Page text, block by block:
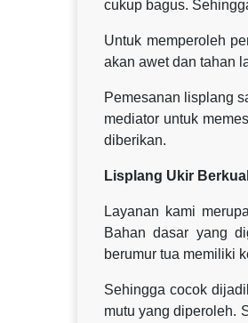
cukup bagus.
Untuk memperoleh
akan awet dan tahan
Pemesanan lisplang
mediator untuk
diberikan.
Lisplang Ukir
Layanan kami
Bahan dasar yang
berumur tua memiliki
Sehingga cocok
mutu yang diperoleh.